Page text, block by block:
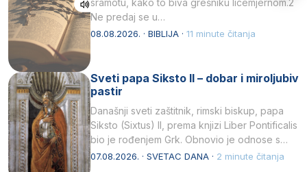
Ne predaj se u…
08.08.2026. · BIBLIJA · 11 minute čitanja
Sveti papa Siksto II – dobar i miroljubiv
pastir
Današnji sveti zaštitnik, rimski biskup, papa
Siksto (Sixtus) II, prema knjizi Liber Pontificalis
bio je rođenjem Grk. Obnovio je odnose s
afričkim…
07.08.2026. · SVETAC DANA · 2 minute čitanja